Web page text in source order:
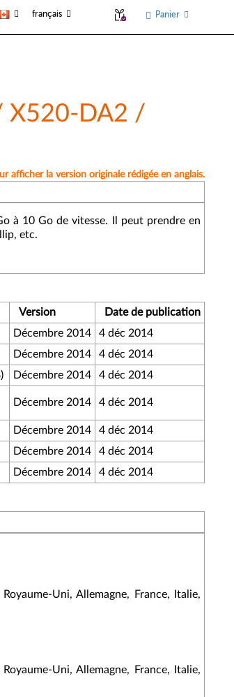
français Panier
X520-DA2 /
afficher la version originale rédigée en anglais.
à 10 Go de vitesse. Il peut prendre en
etc.
Version
Date de publication
Décembre 2014
4 déc 2014
Décembre 2014
4 déc 2014
Décembre 2014
4 déc 2014
Décembre 2014 4 déc 2014
Décembre 2014
4 déc 2014
Décembre 2014
4 déc 2014
Décembre 2014 4 déc 2014
Uni, Allemagne, France, Italie,
Uni, Allemagne, France, Italie,